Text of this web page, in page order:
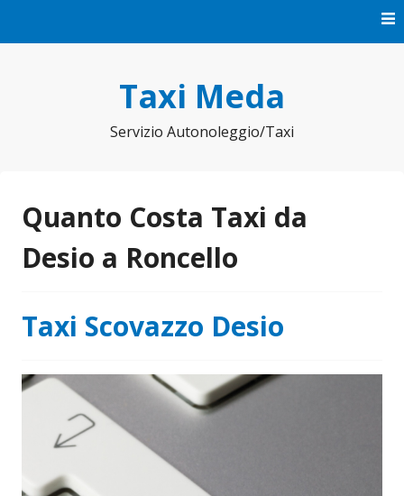
Taxi Meda
Servizio Autonoleggio/Taxi
Quanto Costa Taxi da
Desio a Roncello
Taxi Scovazzo Desio